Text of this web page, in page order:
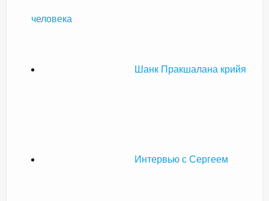
человека
Шанк Пракшалана крийя
Интервью с Сергеем